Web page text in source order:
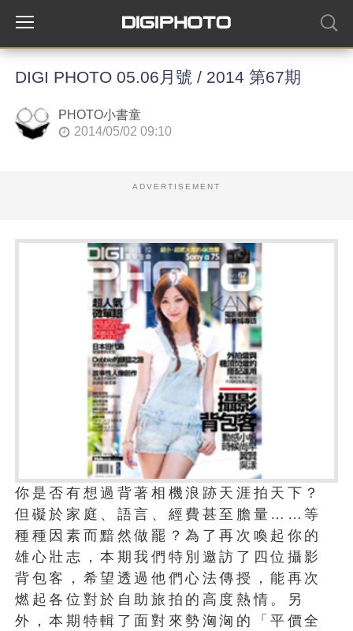
DIGI PHOTO 05.06月號 / 2014 第67期
PHOTO小書童
2014/05/02 09:10
ADVERTISEMENT
你是否有想過背著相機浪跡天涯拍天下？
但礙於家庭、語言、經費甚至膽量……等
種種因素而黯然做罷？為了再次喚起你的
雄心壯志，本期我們特別邀訪了四位攝影
背包客，希望透過他們心法傳授，能再次
燃起各位對於自助旅拍的高度熱情。另
外，本期特輯了面對來勢洶洶的「平價全